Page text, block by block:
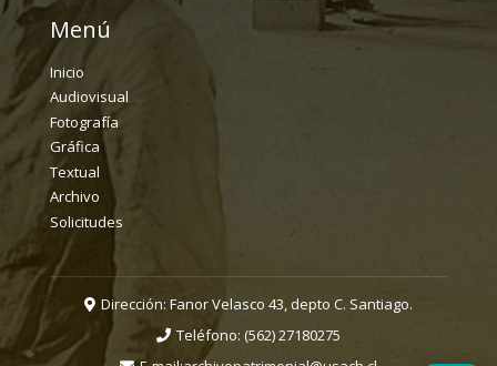
Menú
Inicio
Audiovisual
Fotografía
Gráfica
Textual
Archivo
Solicitudes
Dirección: Fanor Velasco 43, depto C. Santiago.
Teléfono: (562) 27180275